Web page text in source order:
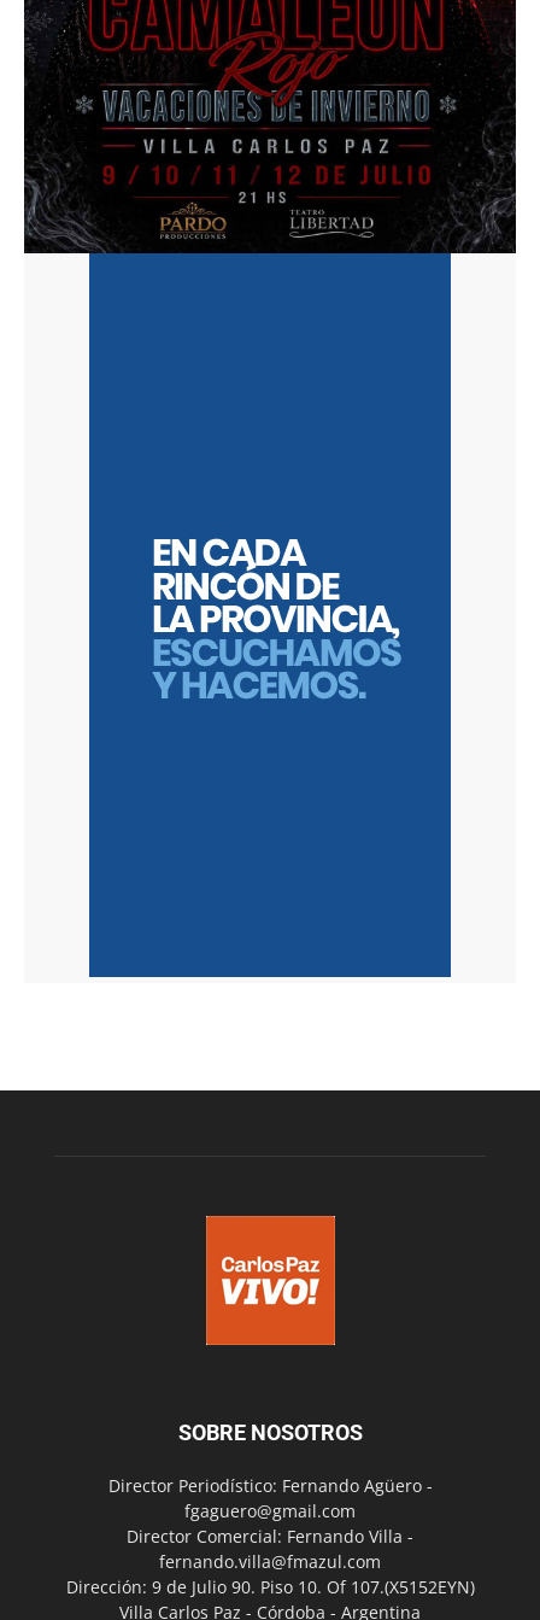
SOBRE NOSOTROS
Director Periodístico: Fernando Agüero -
fgaguero@gmail.com
Director Comercial: Fernando Villa -
fernando.villa@fmazul.com
Dirección: 9 de Julio 90. Piso 10. Of 107.(X5152EYN)
Villa Carlos Paz - Córdoba - Argentina